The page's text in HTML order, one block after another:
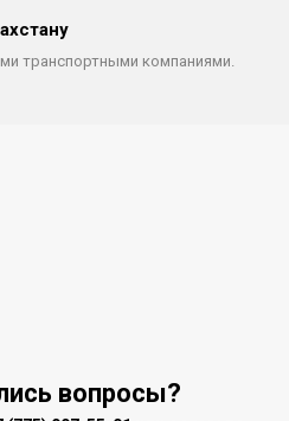
транспортными компаниями.
вопросы?